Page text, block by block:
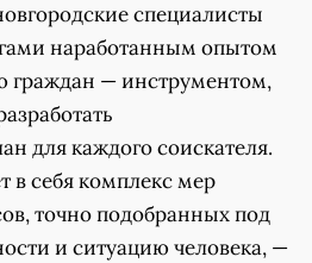
специалисты
наработанным опытом
граждан — инструментом,
для каждого соискателя.
в себя комплекс мер
точно подобранных под
и ситуацию человека, —